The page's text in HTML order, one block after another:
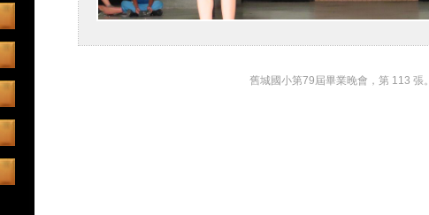
舊城國小第79屆畢業晚會，第 113 張。